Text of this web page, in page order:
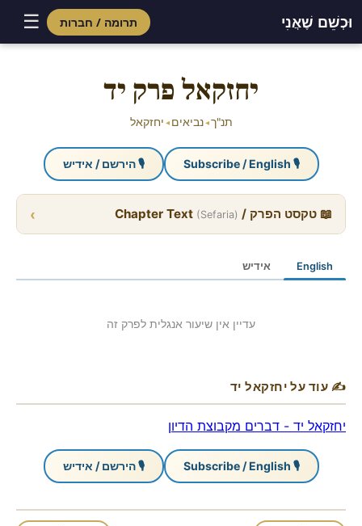
וּכְשֵׁם שֶׁאֲנִי תרומה / חברות ☰
יחזקאל פרק יד
תנ"ך ◂ נביאים ◂ יחזקאל
🎙 Subscribe / English 🎙 הירשם / אידיש
📖 טקסט הפרק / Chapter Text (Sefaria)
›
English אידיש
עדיין אין שיעור אנגלית לפרק זה
✍ עוד על יחזקאל יד
יחזקאל יד - דברים מקבוצת הדיון
🎙 Subscribe / English 🎙 הירשם / אידיש